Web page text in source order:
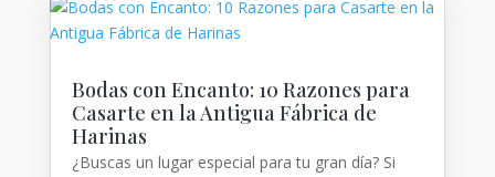
Bodas con Encanto: 10 Razones para
Casarte en la Antigua Fábrica de
Harinas
¿Buscas un lugar especial para tu gran día? Si